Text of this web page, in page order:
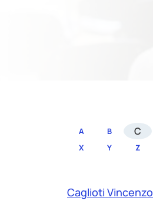
A B C
X
Y Z
Caglioti Vincenzo